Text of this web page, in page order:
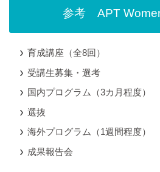
参考 APT
育成講座（全8回）
受講生募集・選考
国内プログラム（3カ月程度）
選抜
海外プログラム（1週間程度）
成果報告会